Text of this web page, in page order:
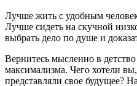
Лучше жить с удобным
Лучше сидеть на скучной
выбрать дело по душе и
Вернитесь мысленно в
максимализма. Чего хотели
представляли свое будущее?